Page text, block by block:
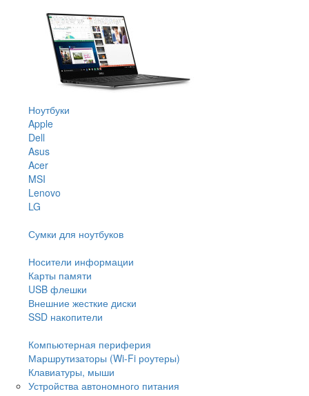
Ноутбуки
Apple
Dell
Asus
Acer
MSI
Lenovo
LG
Сумки для ноутбуков
Носители информации
Карты памяти
USB флешки
Внешние жесткие диски
SSD накопители
Компьютерная периферия
Маршрутизаторы (Wi-Fi роутеры)
Клавиатуры, мыши
Устройства автономного питания